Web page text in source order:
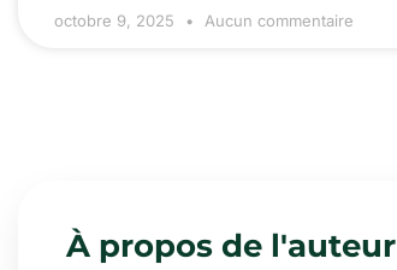
octobre 9, 2025 Aucun commentaire
À propos de l'auteur